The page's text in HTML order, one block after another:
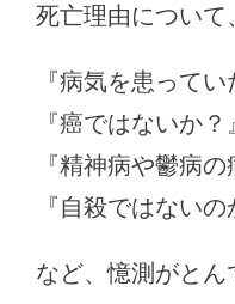
死亡理由について
『病気を患って
『癌ではないか？
『精神病や鬱病の
『自殺ではないの
など、憶測がとん